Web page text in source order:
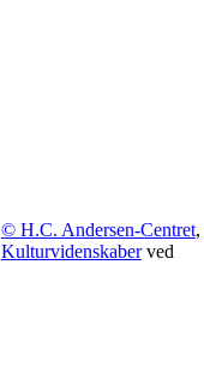
© H.C. Andersen-Centret,
Kulturvidenskaberved